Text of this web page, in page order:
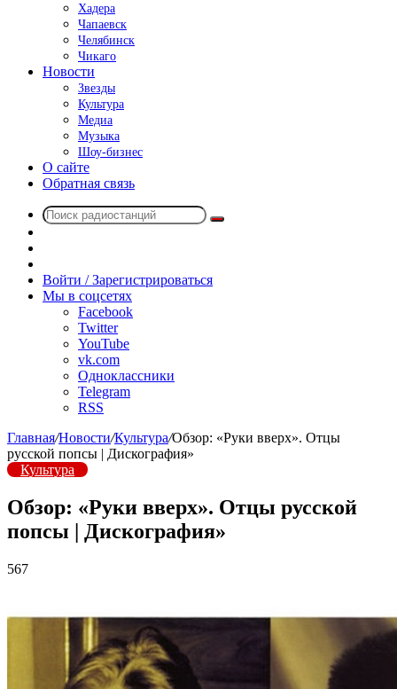
Хадера
Чапаевск
Челябинск
Чикаго
Новости
Звезды
Культура
Медиа
Музыка
Шоу-бизнес
О сайте
Обратная связь
Поиск
радио
Войти / Зарегистрироваться
Мы в соцсетях
Facebook
Twitter
YouTube
vk.com
Одноклассники
Telegram
RSS
Главная/Новости/Культура/Обзор: «Руки вверх». Отцы
русской попсы | Дискография»
Культура
Обзор: «Руки вверх». Отцы русской
попсы | Дискография»
567